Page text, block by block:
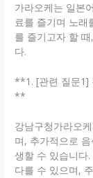
가라오케는 일본
료를 즐기며 노래
를 즐기고자 할
다.
**1. [관련 질문1]
**
강남구청가라오
며, 추가적으로
생할 수 있습니다
다를 수 있으며,